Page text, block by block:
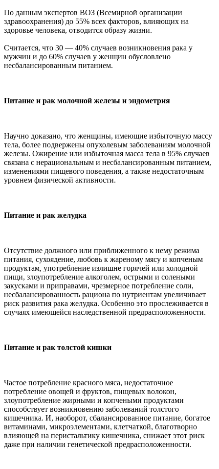
По данным экспертов ВОЗ (Всемирной организации
здравоохранения) до 55% всех факторов, влияющих на
здоровье человека, отводится образу жизни.
Считается, что 30 — 40% случаев возникновения рака у
мужчин и до 60% случаев у женщин обусловлено
несбалансированным питанием.
Питание и рак молочной железы и эндометрия
Научно доказано, что женщины, имеющие избыточную массу
тела, более подвержены опухолевым заболеваниям молочной
железы. Ожирение или избыточная масса тела в 95% случаев
связана с нерациональным и несбалансированным питанием,
изменениями пищевого поведения, а также недостаточным
уровнем физической активности.
Питание и рак желудка
Отсутствие должного или приближенного к нему режима
питания, сухоядение, любовь к жареному мясу и копченым
продуктам, употребление излишне горячей или холодной
пищи, злоупотребление алкоголем, острыми и солеными
закусками и приправами, чрезмерное потребление соли,
несбалансированность рациона по нутриентам увеличивает
риск развития рака желудка. Особенно это прослеживается в
случаях имеющейся наследственной предрасположенности.
Питание и рак толстой кишки
Частое потребление красного мяса, недостаточное
потребление овощей и фруктов, пищевых волокон,
злоупотребление жирными и копчеными продуктами
способствует возникновению заболеваний толстого
кишечника. И, наоборот, сбалансированное питание, богатое
витаминами, микроэлементами, клетчаткой, благотворно
влияющей на перистальтику кишечника, снижает этот риск
даже при наличии генетической предрасположенности.